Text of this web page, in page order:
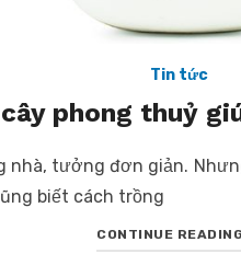
Tin tức
phong thuỷ
nhà, tưởng đơn giản.
biết cách trồng
CONTINUE READING